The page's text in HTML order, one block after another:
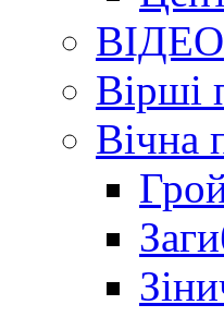
ВІДЕО
Вірші
Вічна